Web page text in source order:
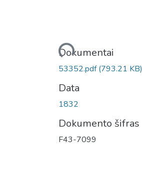
Įkeliama...
Dokumentai
53352.pdf(793.21 KB)
Data
1832
Dokumento šifras
F43-7099